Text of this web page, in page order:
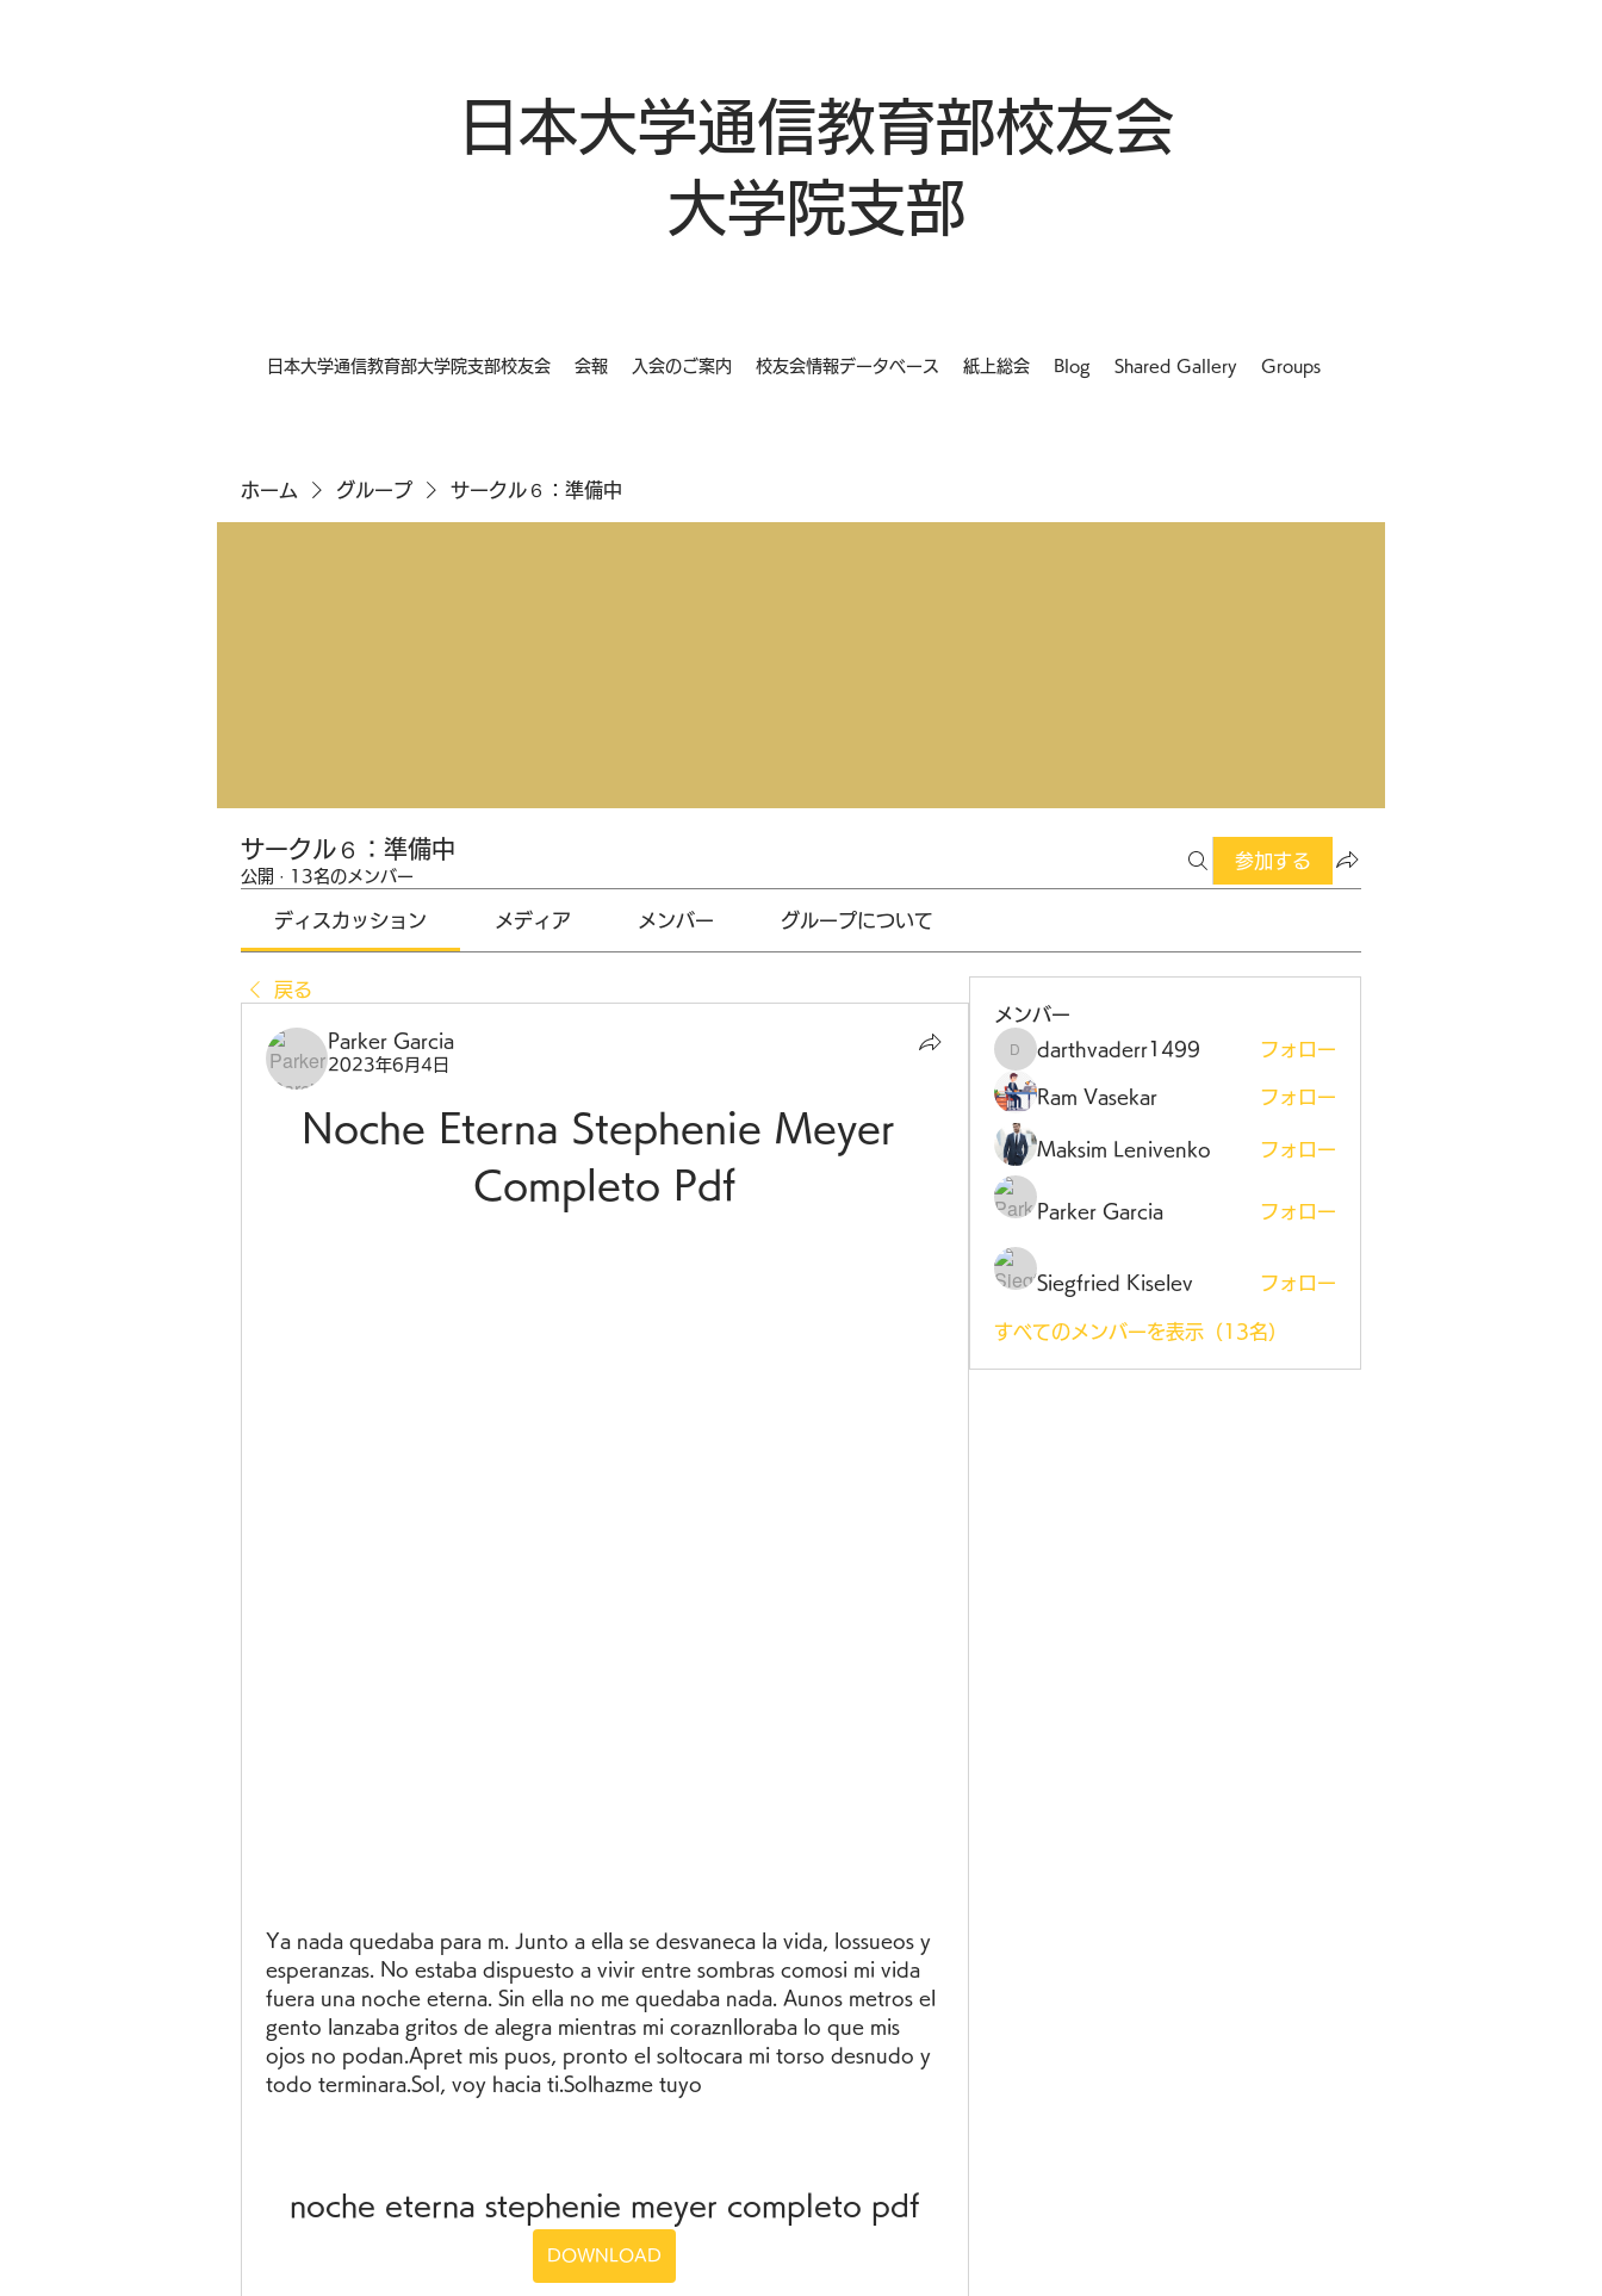
日本大学通信教育部校友会
大学院支部
日本大学通信教育部大学院支部校友会 会報 入会のご案内 校友会情報データベース 紙上総会 Blog Shared Gallery Groups
ホーム グループ サークル６：準備中
サークル６：準備中
公開 · 13名のメンバー
参加する
ディスカッション メディア メンバー グループについて
戻る
Parker Garcia
2023年6月4日
Noche Eterna Stephenie Meyer
Completo Pdf
Ya nada quedaba para m. Junto a ella se desvaneca la vida, lossueos y
esperanzas. No estaba dispuesto a vivir entre sombras comosi mi vida
fuera una noche eterna. Sin ella no me quedaba nada. Aunos metros el
gento lanzaba gritos de alegra mientras mi coraznlloraba lo que mis
ojos no podan.Apret mis puos, pronto el soltocara mi torso desnudo y
todo terminara.Sol, voy hacia ti.Solhazme tuyo
noche eterna stephenie meyer completo pdf
DOWNLOAD
メンバー
darthvaderr1499
darthvaderr1499 フォロー
Ram Vasekar フォロー
Maksim Lenivenko フォロー
Parker Garcia フォロー
Siegfried Kiselev フォロー
すべてのメンバーを表示（13名）